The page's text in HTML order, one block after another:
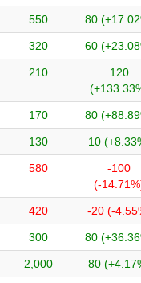
550 80
320 60
210
120
170 80
130 10
580
-100
(-
420 -20 (-
300 80
2,000 80